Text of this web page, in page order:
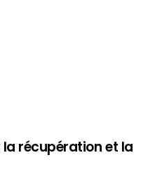
récupération et la